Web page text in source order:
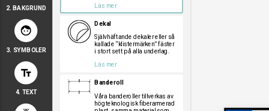
a
a
aa
a
2. BAKGRUND
face
3. SYMBOLER
text_fields
4. TEXT
Läs mer
Dekal
Självhäftande dekaler eller så
kallade “klistermärken” fäster
i stort sett på alla underlag.
Läs mer
Banderoll
Våra banderoller tillverkas av
högteknologisk fiberarmerad